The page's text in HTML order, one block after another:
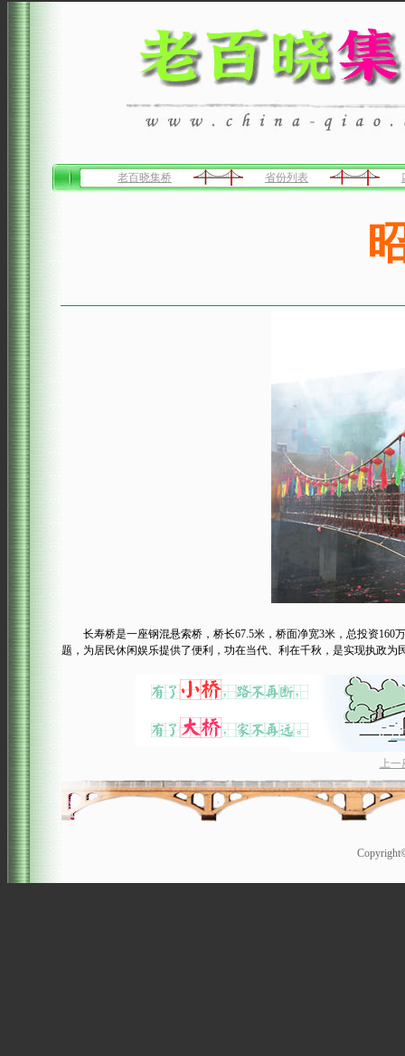
老百晓集桥 省份列表
长寿桥是一座钢混悬索桥，桥长67.5米，桥面净宽3米，总投资160
题，为居民休闲娱乐提供了便利，功在当代、利在千秋，是实现执政为
上一